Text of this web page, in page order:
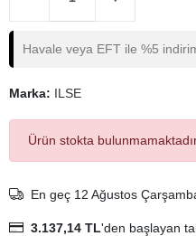
Havale veya EFT ile %5
Marka: ILSE
Ürün stokta
En geç 12 Ağustos
3.137,14 TL'den başlayan